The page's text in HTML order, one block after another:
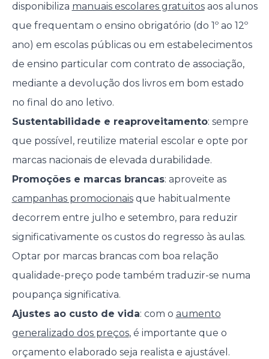
disponibiliza manuais escolares gratuitosaos alunos
que frequentam o ensino obrigatório (do 1º ao 12º
ano) em escolas públicas ou em estabelecimentos
de ensino particular com contrato de associação,
mediante a devolução dos livros em bom estado
no final do ano letivo.
Sustentabilidade e reaproveitamento: sempre
que possível, reutilize material escolar e opte por
marcas nacionais de elevada durabilidade.
Promoções e marcas brancas: aproveite as
campanhas promocionaisque habitualmente
decorrem entre julho e setembro, para reduzir
significativamente os custos do regresso às aulas.
Optar por marcas brancas com boa relação
qualidade-preço pode também traduzir-se numa
poupança significativa.
Ajustes ao custo de vida: com o aumento
generalizado dos preços, é importante que o
orçamento elaborado seja realista e ajustável.